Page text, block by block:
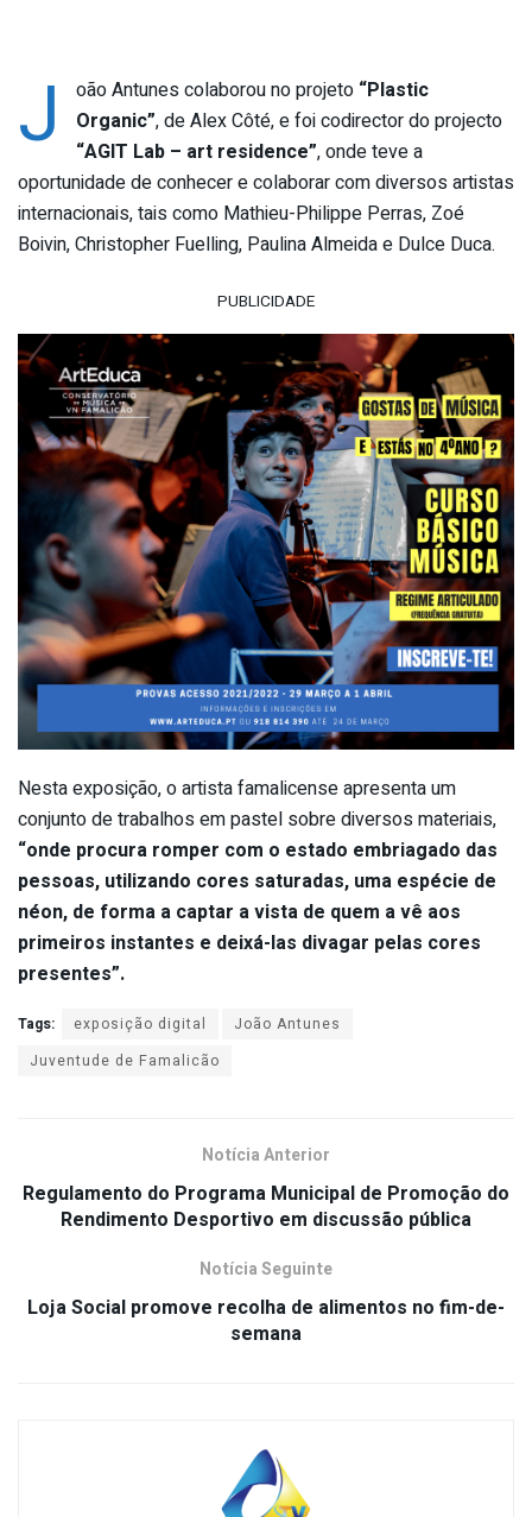
J oão Antunes colaborou no projeto “Plastic
Organic”, de Alex Côté, e foi codirector do projecto
“AGIT Lab – art residence”, onde teve a
oportunidade de conhecer e colaborar com diversos artistas
internacionais, tais como Mathieu-Philippe Perras, Zoé
Boivin, Christopher Fuelling, Paulina Almeida e Dulce Duca.
PUBLICIDADE
Nesta exposição, o artista famalicense apresenta um
conjunto de trabalhos em pastel sobre diversos materiais,
“onde procura romper com o estado embriagado das
pessoas, utilizando cores saturadas, uma espécie de
néon, de forma a captar a vista de quem a vê aos
primeiros instantes e deixá-las divagar pelas cores
presentes”.
Tags: exposição digital
João Antunes
Juventude de Famalicão
Notícia Anterior
Regulamento do Programa Municipal de Promoção do
Rendimento Desportivo em discussão pública
Notícia Seguinte
Loja Social promove recolha de alimentos no fim-de-
semana